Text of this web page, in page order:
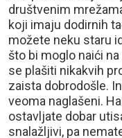
društvenim
koji imaju dodirnih
možete neku staru
što bi moglo naići
se plašiti nikakvih
zaista dobrodošle.
veoma naglašeni.
ostavljate dobar
snalažljivi, pa